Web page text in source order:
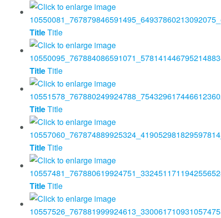
TitleTitle
TitleTitle
TitleTitle
TitleTitle
TitleTitle